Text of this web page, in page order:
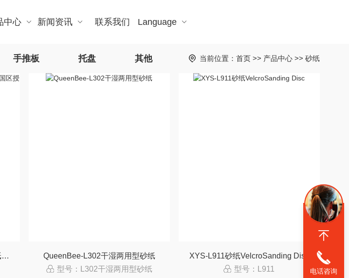
中心 新闻资讯 联系我们 Language
手推板 托盘 其他 当前位置： 首页 >> 产品中心 >> 砂纸
韩国太阳sunmight-L312T薄膜砂纸中国区授权代理商
QueenBee-L302干湿两用型砂纸
型号：L302干湿两用型砂纸
XYS-L911砂纸VelcroSanding Disc
型号：L911
电话咨询